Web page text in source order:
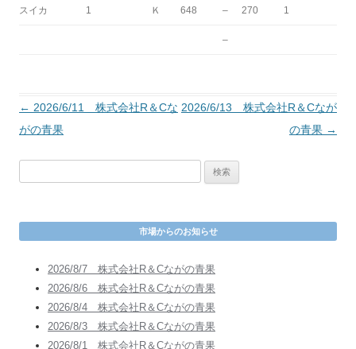
スイカ 1 Ｋ 648 – 270 1
–
投
稿
ー
シ
← 2026/6/11 株式会社R＆Cな
がの青果
2026/6/13 株式会社R＆Cなが
の青果 →
市場からのお知らせ
2026/8/7 株式会社R＆Cながの青果
2026/8/6 株式会社R＆Cながの青果
2026/8/4 株式会社R＆Cながの青果
2026/8/3 株式会社R＆Cながの青果
2026/8/1 株式会社R＆Cながの青果